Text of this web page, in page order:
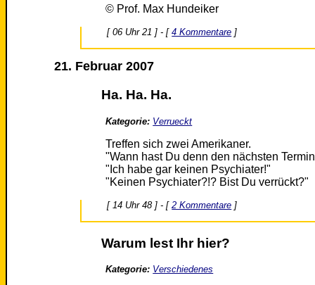
© Prof. Max Hundeiker
[ 06 Uhr 21 ] - [4 Kommentare ]
21. Februar 2007
Ha. Ha. Ha.
Kategorie: Verrueckt
Treffen sich zwei Amerikaner.
"Wann hast Du denn den nächsten
"Ich habe gar keinen Psychiater!"
"Keinen Psychiater?!? Bist Du verrückt?"
[ 14 Uhr 48 ] - [2 Kommentare ]
Warum lest Ihr hier?
Kategorie: Verschiedenes